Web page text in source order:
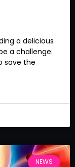
a delicious
a challenge.
save the
NEWS